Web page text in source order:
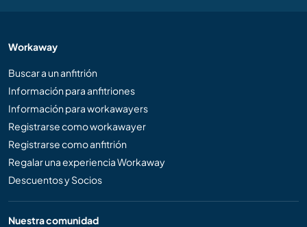
Workaway
Buscar a un anfitrión
Información para anfitriones
Información para workawayers
Registrarse como workawayer
Registrarse como anfitrión
Regalar una experiencia Workaway
Descuentos y Socios
Nuestra comunidad